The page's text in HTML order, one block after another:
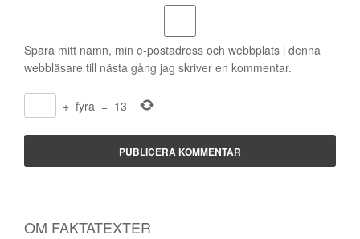
Spara mitt namn, min e-postadress och webbplats i denna
webbläsare till nästa gång jag skriver en kommentar.
+ fyra = 13
OM FAKTATEXTER